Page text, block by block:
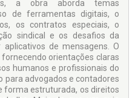
a obra aborda temas
de ferramentas digitais, o
os contratos especiais, o
sindical e os desafios da
de mensagens. O
orientações claras
humanos e profissionais do
para advogados e contadores
forma estruturada, os direitos